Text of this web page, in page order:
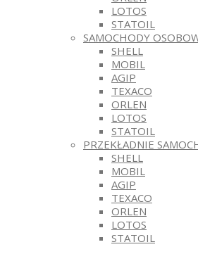
LOTOS
STATOIL
SAMOCHODY
SHELL
MOBIL
AGIP
TEXACO
ORLEN
LOTOS
STATOIL
PRZEKŁADNIE
SHELL
MOBIL
AGIP
TEXACO
ORLEN
LOTOS
STATOIL